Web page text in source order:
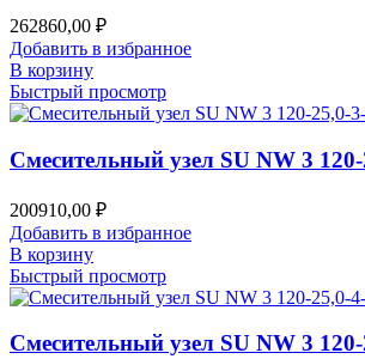
262860,00 ₽
Добавить в избранное
В корзину
Быстрый просмотр
Смесительный узел SU NW 3
200910,00 ₽
Добавить в избранное
В корзину
Быстрый просмотр
Смесительный узел SU NW 3